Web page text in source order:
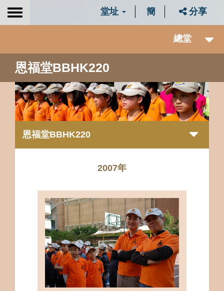
Toggle
堂址 簡 分享
總堂
恩福堂BBHK220
恩福堂BBHK220
2007年